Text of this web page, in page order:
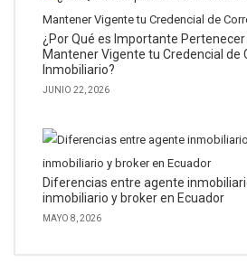
¿Por Qué es Importante Pertenecer
Mantener Vigente tu Credencial de
Inmobiliario?
JUNIO 22, 2026
Diferencias entre agente
inmobiliario y broker en Ecuador
MAYO 8, 2026